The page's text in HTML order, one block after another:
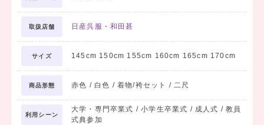
取扱店舗 日産呉服・和田甚
サイズ 145cm 150cm 155cm 160cm 165cm 170cm
商品形態 赤色 / 白色 / 着物/袴セット / 二尺
利用シーン
大学・専門卒業式 / 小学生卒業式 / 成人式 / 教員
式典参加